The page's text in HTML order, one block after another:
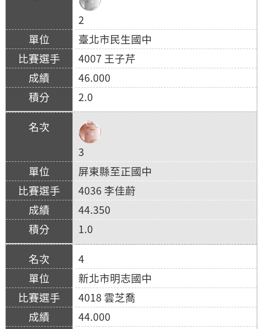
2
臺北市民生國中
4007 王子芹
46.000
2.0
3
屏東縣至正國中
4036 李佳蔚
44.350
1.0
4
新北市明志國中
4018 雲芝喬
44.000